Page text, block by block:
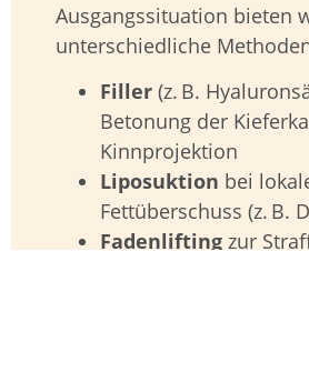
Ausgangssituation bieten
unterschiedliche
Filler (z. B.
Betonung der
Kinnprojektion
Liposuktion bei
Fettüberschuss (z. B.
Fadenlifting zur